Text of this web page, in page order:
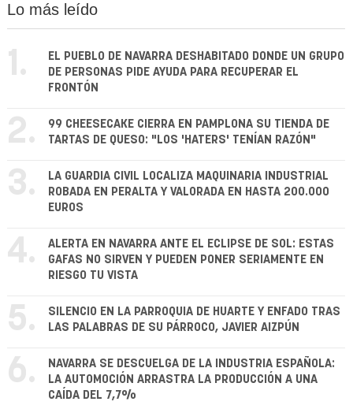
Lo más leído
1.
EL PUEBLO DE NAVARRA DESHABITADO DONDE UN GRUPO
DE PERSONAS PIDE AYUDA PARA RECUPERAR EL
FRONTÓN
2.
99 CHEESECAKE CIERRA EN PAMPLONA SU TIENDA DE
TARTAS DE QUESO: "LOS 'HATERS' TENÍAN RAZÓN"
3.
LA GUARDIA CIVIL LOCALIZA MAQUINARIA INDUSTRIAL
ROBADA EN PERALTA Y VALORADA EN HASTA 200.000
EUROS
4.
ALERTA EN NAVARRA ANTE EL ECLIPSE DE SOL: ESTAS
GAFAS NO SIRVEN Y PUEDEN PONER SERIAMENTE EN
RIESGO TU VISTA
5.
SILENCIO EN LA PARROQUIA DE HUARTE Y ENFADO TRAS
LAS PALABRAS DE SU PÁRROCO, JAVIER AIZPÚN
6.
NAVARRA SE DESCUELGA DE LA INDUSTRIA ESPAÑOLA:
LA AUTOMOCIÓN ARRASTRA LA PRODUCCIÓN A UNA
CAÍDA DEL 7,7%